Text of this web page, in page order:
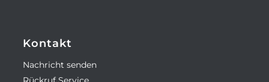
Kontakt
Nachricht senden